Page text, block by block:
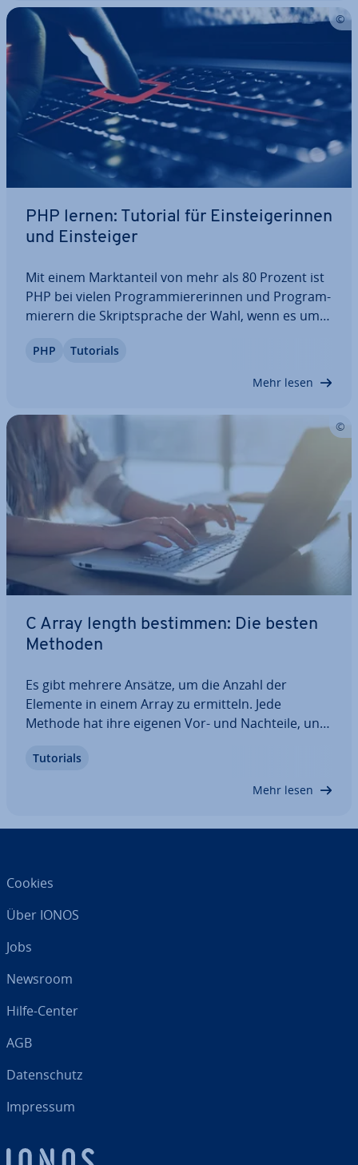
PHP lernen: Tutorial für Ein­stei­ge­rin­nen
und Ein­stei­ger
Mit einem Markt­an­teil von mehr als 80 Prozent ist
PHP bei vielen Pro­gram­mie­re­rin­nen und Pro­gram­
mie­rern die Skript­spra­che der Wahl, wenn es um
Unser PHP-Tutorial für An­fän­ge­rin­nen und
PHP Tutorials
Mehr lesen
C Array length bestimmen: Die besten
Methoden
Es gibt mehrere Ansätze, um die Anzahl der
Elemente in einem Array zu ermitteln. Jede
Methode hat ihre eigenen Vor- und Nachteile, und
werden, um si­cher­zu­stel­len, dass die Im­ple­men­tie­
Tutorials
Mehr lesen
Cookies
Über IONOS
Jobs
Newsroom
Hilfe-Center
AGB
Da­ten­schutz
Impressum